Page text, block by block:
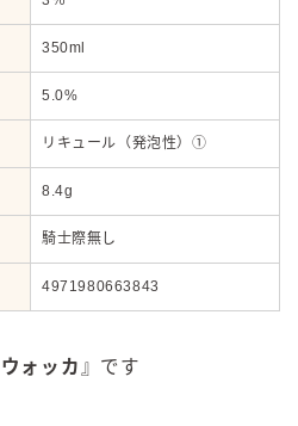
350ml
5.0%
リキュール（発泡性）①
8.4g
騎士際無し
4971980663843
ウォッカ 』です